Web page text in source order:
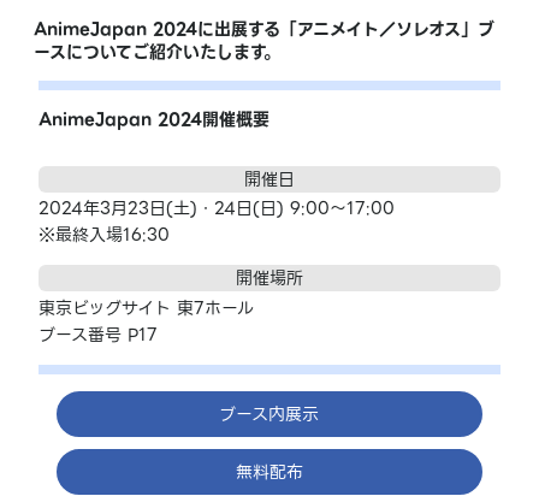
AnimeJapan 2024に出展する「アニメイト／ソレオス」ブ
ースについてご紹介いたします。
AnimeJapan 2024開催概要
開催日
2024年3月23日(土)・24日(日) 9:00～17:00
※最終入場16:30
開催場所
東京ビッグサイト 東7ホール
ブース番号 P17
ブース内展示
無料配布